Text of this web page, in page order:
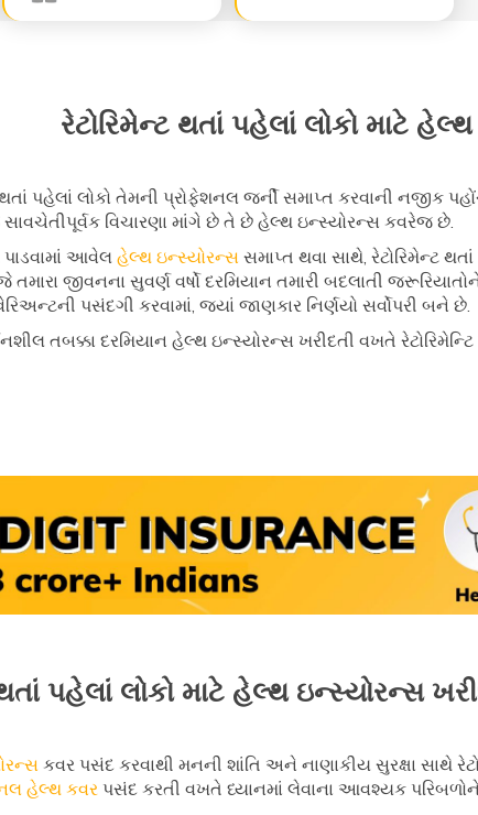
રેટોરિમેન્ટ થતાં પહેલાં લોકો માટે
પહેલાં લોકો તેમની પ્રોફેશનલ જર્ની સમાપ્ત કરવાની નજીક
વિચારણા માંગે છે તે છે હેલ્થ ઇન્સ્યોરન્સ કવરેજ છે.
પાડવામાં આવેલ હેલ્થ ઇન્સ્યોરન્સ સમાપ્ત થવા સાથે, રેટોરિમેન્ટ
જીવનના સુવર્ણ વર્ષો દરમિયાન તમારી બદલાતી
પસંદગી કરવામાં, જ્યાં જાણકાર નિર્ણયો સર્વોપરી બને છે.
તબક્કા દરમિયાન હેલ્થ ઇન્સ્યોરન્સ ખરીદતી વખતે
પહેલાં લોકો માટે હેલ્થ ઇન્સ્યોરન્સ
કવર પસંદ કરવાથી મનની શાંતિ અને નાણાકીય સુરક્ષા સાથે
હેલ્થ કવર પસંદ કરતી વખતે ધ્યાનમાં લેવાના આવશ્યક